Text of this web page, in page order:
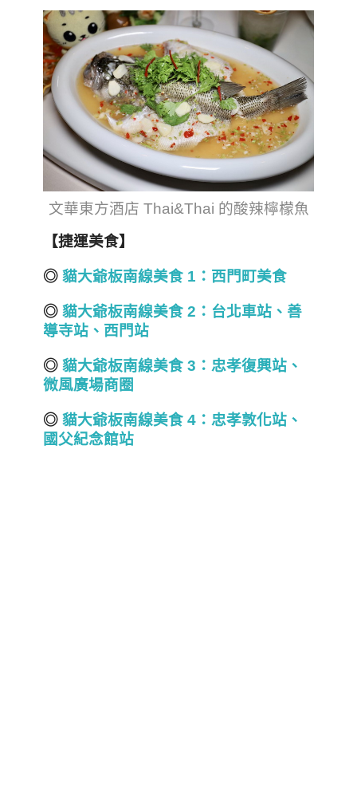
文華東方酒店 Thai&Thai 的酸辣檸檬魚
【捷運美食】
◎ 貓大爺板南線美食 1 ：西門町美食
◎ 貓大爺板南線美食 2 ：台北車站、善
導寺站、西門站
◎ 貓大爺板南線美食 3 ：忠孝復興站、
微風廣場商圈
◎ 貓大爺板南線美食 4 ：忠孝敦化站、
國父紀念館站